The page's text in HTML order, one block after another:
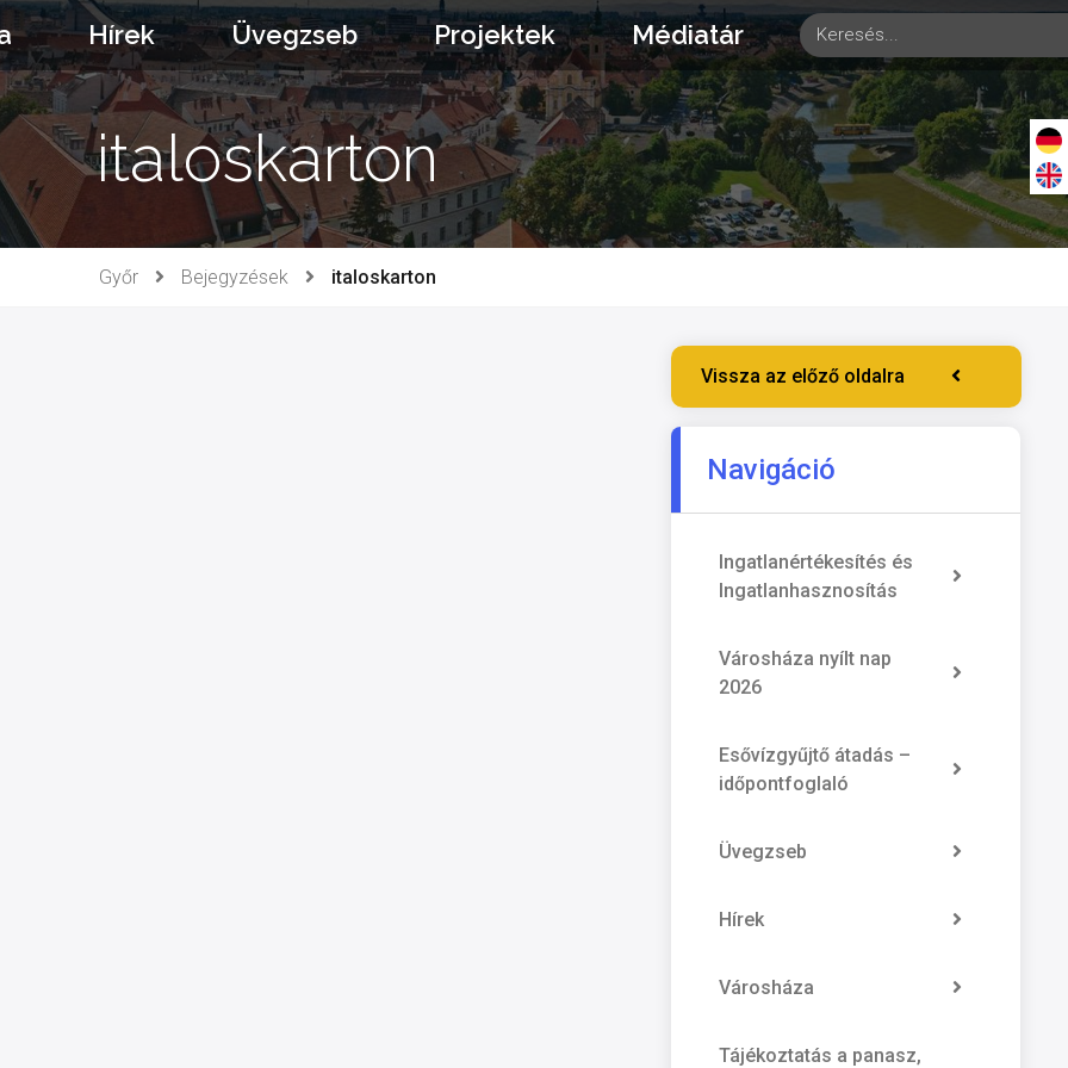
Hírek Üvegzseb Projektek Médiatár
italoskarton
Győr Bejegyzések italoskarton
Vissza az előző oldalra
Navigáció
Ingatlanértékesítés és
Ingatlanhasznosítás
Városháza nyílt nap
2026
Esővízgyűjtő átadás –
időpontfoglaló
Üvegzseb
Hírek
Városháza
Tájékoztatás a panasz,